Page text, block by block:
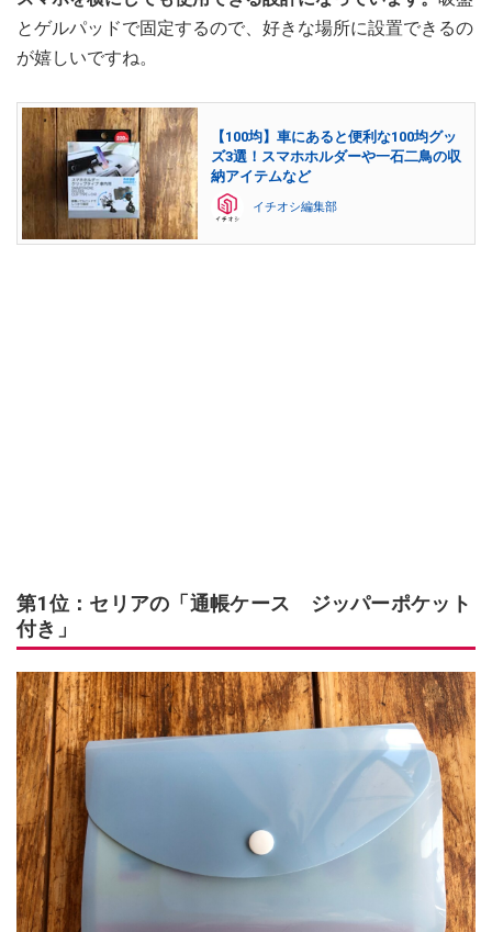
とゲルパッドで固定するので、好きな場所に設置できるの
が嬉しいですね。
【100均】車にあると便利な100均グッ
ズ3選！スマホホルダーや一石二鳥の収
納アイテムなど
イチオシ編集部
第1位：セリアの「通帳ケース ジッパーポケット
付き」